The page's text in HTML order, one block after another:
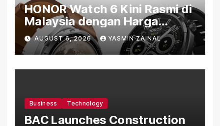
HONOR Watch 6 Kini Rasmi di
Malaysia dengan Harga
Bermula RM699
AUGUST 6, 2026 YASMIN ZAINAL
Business Technology
BAC Launches Construction